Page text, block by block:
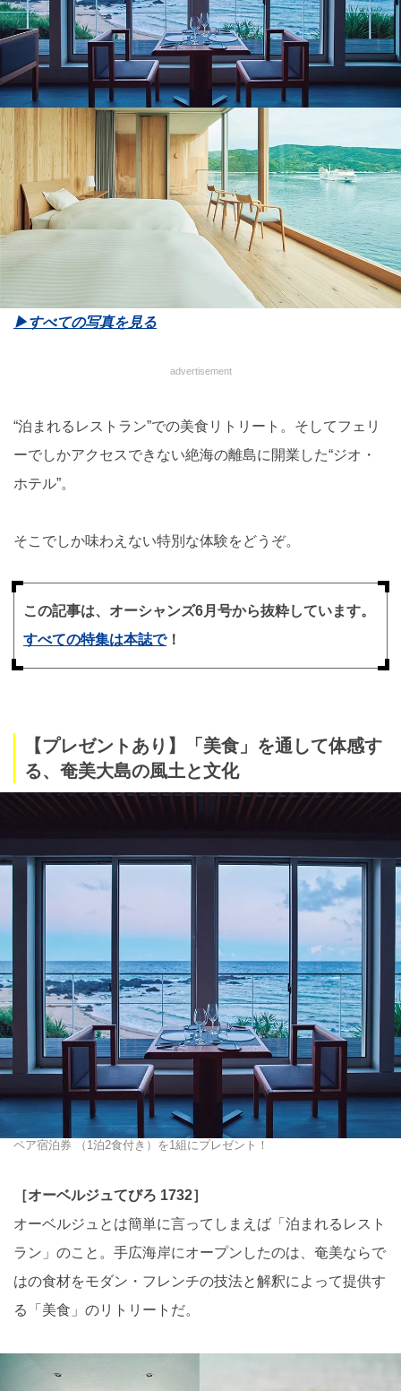
▶︎すべての写真を見る
advertisement
“泊まれるレストラン”での美食リトリート。そしてフェリ
ーでしかアクセスできない絶海の離島に開業した“ジオ・
ホテル”。
そこでしか味わえない特別な体験をどうぞ。
この記事は、オーシャンズ6月号から抜粋しています。
すべての特集は本誌で！
【プレゼントあり】「美食」を通して体感す
る、奄美大島の風土と文化
ペア宿泊券 （1泊2食付き）を1組にプレゼント！
［オーベルジュてびろ 1732］
オーベルジュとは簡単に言ってしまえば「泊まれるレスト
ラン」のこと。手広海岸にオープンしたのは、奄美ならで
はの食材をモダン・フレンチの技法と解釈によって提供す
る「美食」のリトリートだ。